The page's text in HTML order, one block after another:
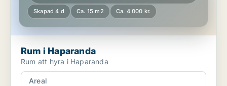
Skapad 4 d Ca. 15 m2 Ca. 4 000 kr.
Rum i Haparanda
Rum att hyra i Haparanda
Areal